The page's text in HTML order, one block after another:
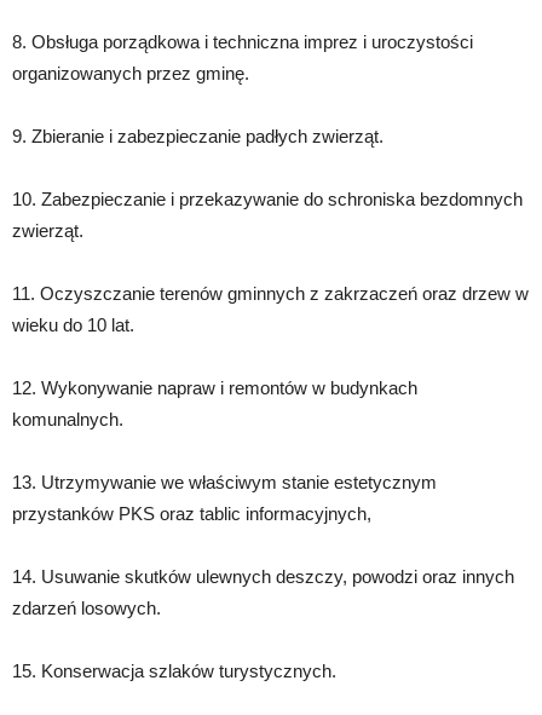
8. Obsługa porządkowa i techniczna imprez i uroczystości
organizowanych przez gminę.
9. Zbieranie i zabezpieczanie padłych zwierząt.
10. Zabezpieczanie i przekazywanie do schroniska bezdomnych
zwierząt.
11. Oczyszczanie terenów gminnych z zakrzaczeń oraz drzew w
wieku do 10 lat.
12. Wykonywanie napraw i remontów w budynkach
komunalnych.
13. Utrzymywanie we właściwym stanie estetycznym
przystanków PKS oraz tablic informacyjnych,
14. Usuwanie skutków ulewnych deszczy, powodzi oraz innych
zdarzeń losowych.
15. Konserwacja szlaków turystycznych.